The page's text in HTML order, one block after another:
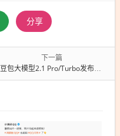
分享
下一篇
豆包大模型2.1 Pro/Turbo发布：综合性能对标PT-5.5、Claude Opus 4.7